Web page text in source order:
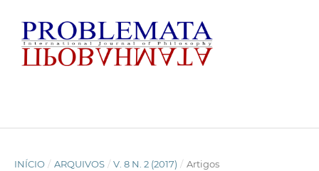
INÍCIO / ARQUIVOS / V. 8 N. 2 (2017) / Artigos